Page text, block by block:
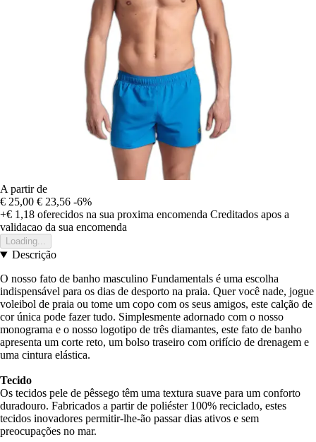
A partir de
€ 25,00 € 23,56 -6%
+€ 1,18 oferecidos na sua proxima encomenda Creditados apos a
validacao da sua encomenda
Loading...
Descrição
O nosso fato de banho masculino Fundamentals é uma escolha
indispensável para os dias de desporto na praia. Quer você nade, jogue
voleibol de praia ou tome um copo com os seus amigos, este calção de
cor única pode fazer tudo. Simplesmente adornado com o nosso
monograma e o nosso logotipo de três diamantes, este fato de banho
apresenta um corte reto, um bolso traseiro com orifício de drenagem e
uma cintura elástica.
Tecido
Os tecidos pele de pêssego têm uma textura suave para um conforto
duradouro. Fabricados a partir de poliéster 100% reciclado, estes
tecidos inovadores permitir-lhe-ão passar dias ativos e sem
preocupações no mar.